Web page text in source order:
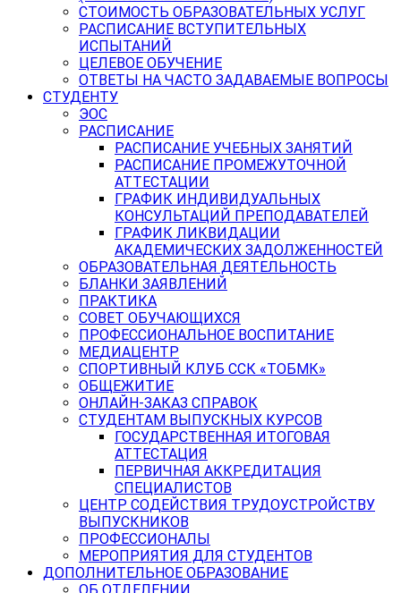
СТОИМОСТЬ ОБРАЗОВАТЕЛЬНЫХ УСЛУГ
РАСПИСАНИЕ ВСТУПИТЕЛЬНЫХ
ИСПЫТАНИЙ
ЦЕЛЕВОЕ ОБУЧЕНИЕ
ОТВЕТЫ НА ЧАСТО ЗАДАВАЕМЫЕ ВОПРОСЫ
СТУДЕНТУ
ЭОС
РАСПИСАНИЕ
РАСПИСАНИЕ УЧЕБНЫХ ЗАНЯТИЙ
РАСПИСАНИЕ ПРОМЕЖУТОЧНОЙ
АТТЕСТАЦИИ
ГРАФИК ИНДИВИДУАЛЬНЫХ
КОНСУЛЬТАЦИЙ ПРЕПОДАВАТЕЛЕЙ
ГРАФИК ЛИКВИДАЦИИ
АКАДЕМИЧЕСКИХ ЗАДОЛЖЕННОСТЕЙ
ОБРАЗОВАТЕЛЬНАЯ ДЕЯТЕЛЬНОСТЬ
БЛАНКИ ЗАЯВЛЕНИЙ
ПРАКТИКА
СОВЕТ ОБУЧАЮЩИХСЯ
ПРОФЕССИОНАЛЬНОЕ ВОСПИТАНИЕ
МЕДИАЦЕНТР
СПОРТИВНЫЙ КЛУБ ССК «ТОБМК»
ОБЩЕЖИТИЕ
ОНЛАЙН-ЗАКАЗ СПРАВОК
СТУДЕНТАМ ВЫПУСКНЫХ КУРСОВ
ГОСУДАРСТВЕННАЯ ИТОГОВАЯ
АТТЕСТАЦИЯ
ПЕРВИЧНАЯ АККРЕДИТАЦИЯ
СПЕЦИАЛИСТОВ
ЦЕНТР СОДЕЙСТВИЯ ТРУДОУСТРОЙСТВУ
ВЫПУСКНИКОВ
ПРОФЕССИОНАЛЫ
МЕРОПРИЯТИЯ ДЛЯ СТУДЕНТОВ
ДОПОЛНИТЕЛЬНОЕ ОБРАЗОВАНИЕ